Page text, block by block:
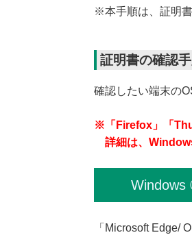
※本手順は、証明
証明書の確認
確認したい端末の
※「Firefox」「
詳細は、
「Microsoft Edge/